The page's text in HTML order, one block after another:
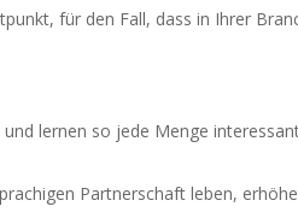
für den Fall, dass in Ihrer
und lernen so jede Menge
Partnerschaft leben,